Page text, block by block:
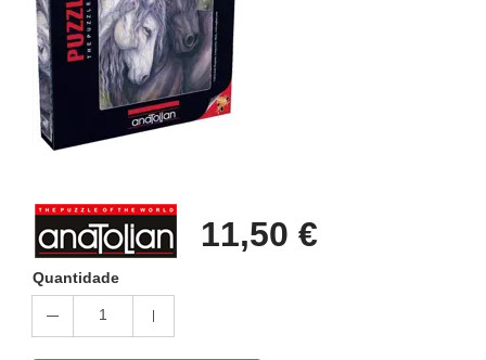
11,50 €
Quantidade
1